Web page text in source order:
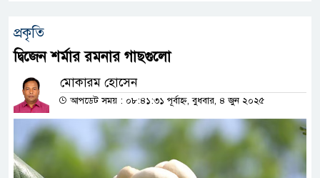
প্রকৃতি
দ্বিজেন শর্মার রমনার গাছগুলো
মোকারম হোসেন
আপডেট সময় : ০৮:৪১:৩১ পূর্বাহ্ন, বুধবার, ৪ জুন ২০২৫